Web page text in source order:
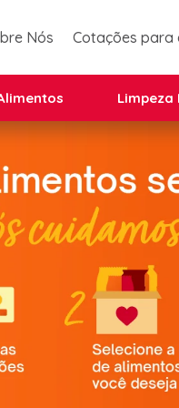
Nós Cotações para
Limpeza